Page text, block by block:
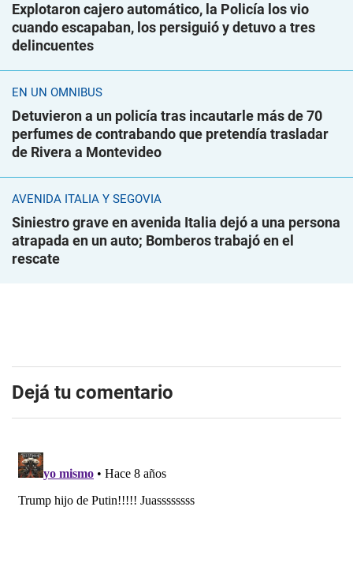
Explotaron cajero automático, la Policía los vio
cuando escapaban, los persiguió y detuvo a tres
delincuentes
EN UN ÓMNIBUS
Detuvieron a un policía tras incautarle más de 70
perfumes de contrabando que pretendía trasladar
de Rivera a Montevideo
AVENIDA ITALIA Y SEGOVIA
Siniestro grave en avenida Italia dejó a una persona
atrapada en un auto; Bomberos trabajó en el
rescate
Dejá tu comentario